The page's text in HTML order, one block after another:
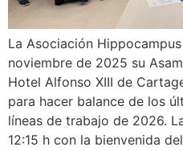
La Asociación
noviembre de 2025 su
Hotel Alfonso XIII de
para hacer balance de los
líneas de trabajo de 2026.
12:15 h con la bienvenida